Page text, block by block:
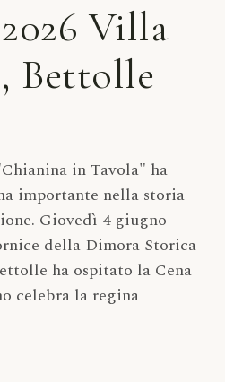
Villa
Bettolle
in Tavola" ha
importante nella storia
Giovedì 4 giugno
della Dimora Storica
ha ospitato la Cena
celebra la regina